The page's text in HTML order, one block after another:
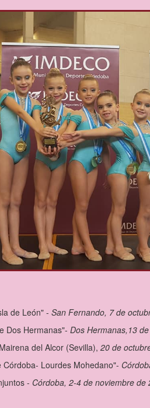
de León" - San Fernando, 7 de
Dos Hermanas"- Dos Hermanas,13
del Alcor (Sevilla), 20 de
Córdoba- Lourdes Mohedano"-
- Córdoba, 2-4 de noviembre de